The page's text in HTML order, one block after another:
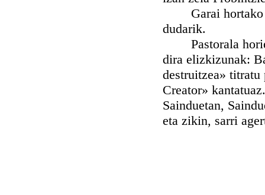
Garai hortako
dudarik.
Pastorala horiek
dira elizkizunak:
destruitzea» titratu
Creator»
Sainduetan,
eta zikin, sarri